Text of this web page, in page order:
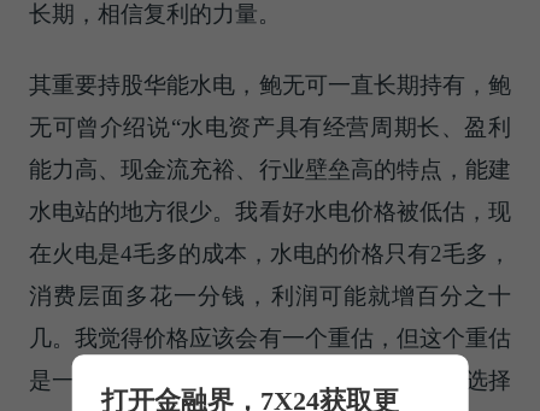
长期，相信复利的力量。
其重要持股华能水电，鲍无可一直长期持有，鲍
无可曾介绍说“水电资产具有经营周期长、盈利
能力高、现金流充裕、行业壁垒高的特点，能建
水电站的地方很少。我看好水电价格被低估，现
在火电是4毛多的成本，水电的价格只有2毛多，
消费层面多花一分钱，利润可能就增百分之十
几。我觉得价格应该会有一个重估，但这个重估
是一个长期的过程，节奏不好把握，所以我选择
打开金融界，7X24获取更